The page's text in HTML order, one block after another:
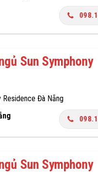
Sun Symphony
Residence Đà Nẵng
Sun Symphony